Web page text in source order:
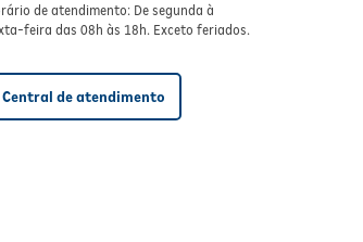
de atendimento: De segunda à
feira das 08h às 18h. Exceto feriados.
Central de atendimento